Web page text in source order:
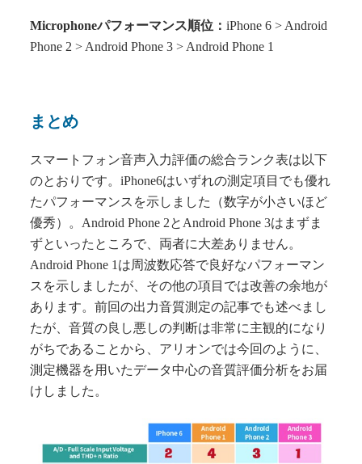
Microphoneパフォーマンス順位：iPhone 6 > Android
Phone 2 > Android Phone 3 > Android Phone 1
まとめ
スマートフォン音声入力評価の総合ランク表は以下
のとおりです。iPhone6はいずれの測定項目でも優れ
たパフォーマンスを示しました（数字が小さいほど
優秀）。Android Phone 2とAndroid Phone 3はまずま
ずといったところで、両者に大差ありません。
Android Phone 1は周波数応答で良好なパフォーマン
スを示しましたが、その他の項目では改善の余地が
あります。前回の出力音質測定の記事でも述べまし
たが、音質の良し悪しの判断は非常に主観的になり
がちであることから、アリオンでは今回のように、
測定機器を用いたデータ中心の音質評価分析をお届
けしました。